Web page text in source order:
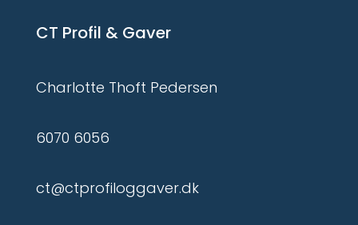
CT Profil & Gaver
Charlotte Thoft Pedersen
6070 6056
ct@ctprofiloggaver.dk